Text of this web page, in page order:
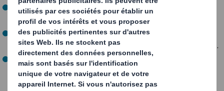
Lamauvaise conception des emballages
aux emballages intelligents, axés sur la durabilité.
Lerecours à des matériaux non recyclables
augmentent naturellement le taux de déchets généré.
Lesinefficacités dites industrielles, qui comprennent
les éventuelles pertes inhérentes aux processus de
production.